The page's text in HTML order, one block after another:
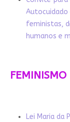
feministas,
humanos e
FEMINISMO
Lei Maria da